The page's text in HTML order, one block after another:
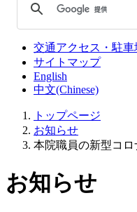
交通アクセス・駐車
サイトマップ
English
中文(Chinese)
トップページ
お知らせ
本院職員の新型コ
お知らせ